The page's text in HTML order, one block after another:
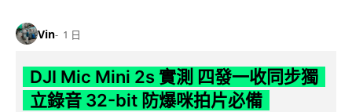
Vin 1 日
DJI Mic Mini 2s 實測 四發一收同步獨
立錄音 32-bit 防爆咪拍片必備